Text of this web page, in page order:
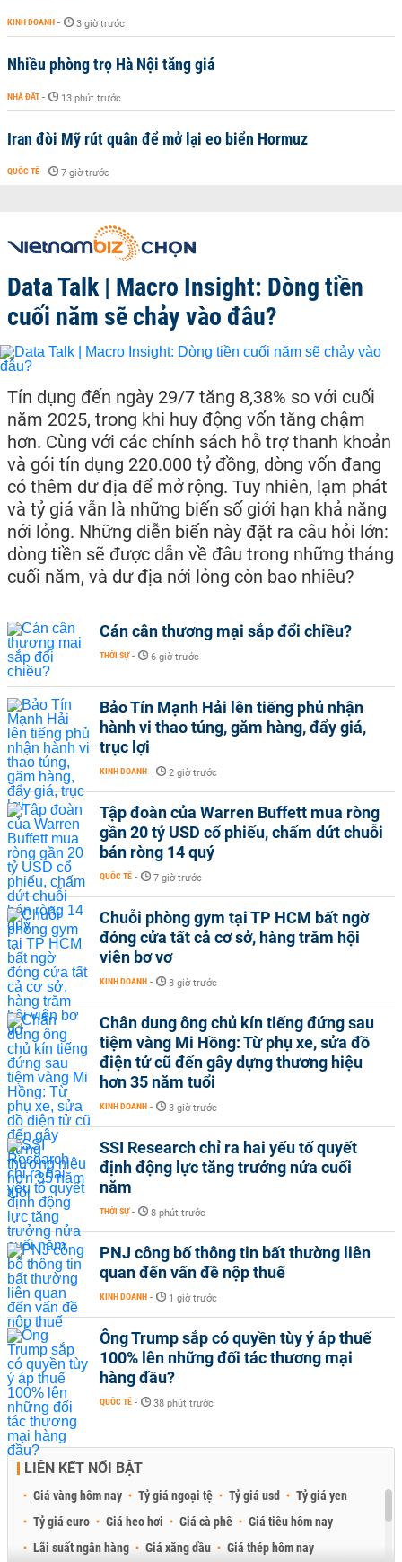
KINH DOANH - 3 giờ trước
Nhiều phòng trọ Hà Nội tăng giá
NHÀ ĐẤT - 13 phút trước
Iran đòi Mỹ rút quân để mở lại eo biển Hormuz
QUỐC TẾ - 7 giờ trước
Data Talk | Macro Insight: Dòng tiền
cuối năm sẽ chảy vào đâu?
Tín dụng đến ngày 29/7 tăng 8,38% so với cuối
năm 2025, trong khi huy động vốn tăng chậm
hơn. Cùng với các chính sách hỗ trợ thanh khoản
và gói tín dụng 220.000 tỷ đồng, dòng vốn đang
có thêm dư địa để mở rộng. Tuy nhiên, lạm phát
và tỷ giá vẫn là những biến số giới hạn khả năng
nới lỏng. Những diễn biến này đặt ra câu hỏi lớn:
dòng tiền sẽ được dẫn về đâu trong những tháng
cuối năm, và dư địa nới lỏng còn bao nhiêu?
Cán cân thương mại sắp đổi chiều?
THỜI SỰ - 6 giờ trước
Bảo Tín Mạnh Hải lên tiếng phủ nhận
hành vi thao túng, găm hàng, đẩy giá,
trục lợi
KINH DOANH - 2 giờ trước
Tập đoàn của Warren Buffett mua ròng
gần 20 tỷ USD cổ phiếu, chấm dứt chuỗi
bán ròng 14 quý
QUỐC TẾ - 7 giờ trước
Chuỗi phòng gym tại TP HCM bất ngờ
đóng cửa tất cả cơ sở, hàng trăm hội
viên bơ vơ
KINH DOANH - 8 giờ trước
Chân dung ông chủ kín tiếng đứng sau
tiệm vàng Mi Hồng: Từ phụ xe, sửa đồ
điện tử cũ đến gây dựng thương hiệu
hơn 35 năm tuổi
KINH DOANH - 3 giờ trước
SSI Research chỉ ra hai yếu tố quyết
định động lực tăng trưởng nửa cuối
năm
THỜI SỰ - 8 phút trước
PNJ công bố thông tin bất thường liên
quan đến vấn đề nộp thuế
KINH DOANH - 1 giờ trước
Ông Trump sắp có quyền tùy ý áp thuế
100% lên những đối tác thương mại
hàng đầu?
QUỐC TẾ - 38 phút trước
LIÊN KẾT NỔI BẬT
Giá vàng hôm nay Tỷ giá ngoại tệ Tỷ giá usd
Tỷ giá yen
Tỷ giá euro
Giá heo hơi Giá cà phê
Giá tiêu hôm nay
Lãi suất ngân hàng
Giá xăng dầu Giá thép hôm nay